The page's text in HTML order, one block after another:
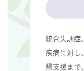
統合失調症
疾病に対し
帰支援まで